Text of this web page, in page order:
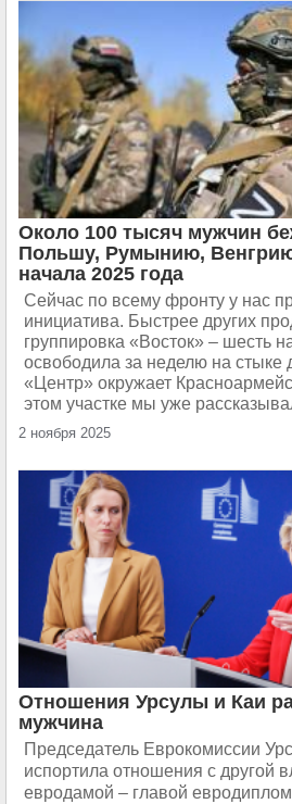
Около 100 тысяч мужчин
Польшу, Румынию,
начала 2025 года
Сейчас по всему фронту у нас
инициатива. Быстрее других
группировка «Восток» – шесть
освободила за неделю на стыке
«Центр» окружает
этом участке мы уже
2 ноября 2025
Отношения Урсулы и Каи
мужчина
Председатель Еврокомиссии
испортила отношения с другой
евродамой – главой